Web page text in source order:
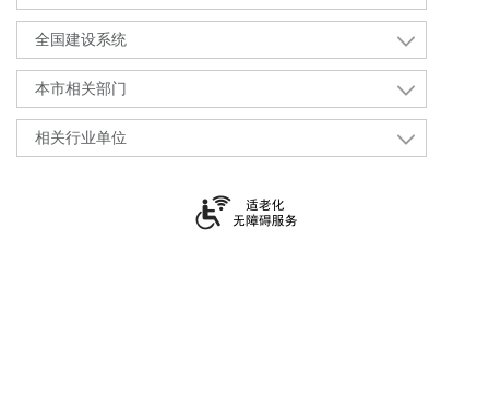
全国建设系统
本市相关部门
相关行业单位